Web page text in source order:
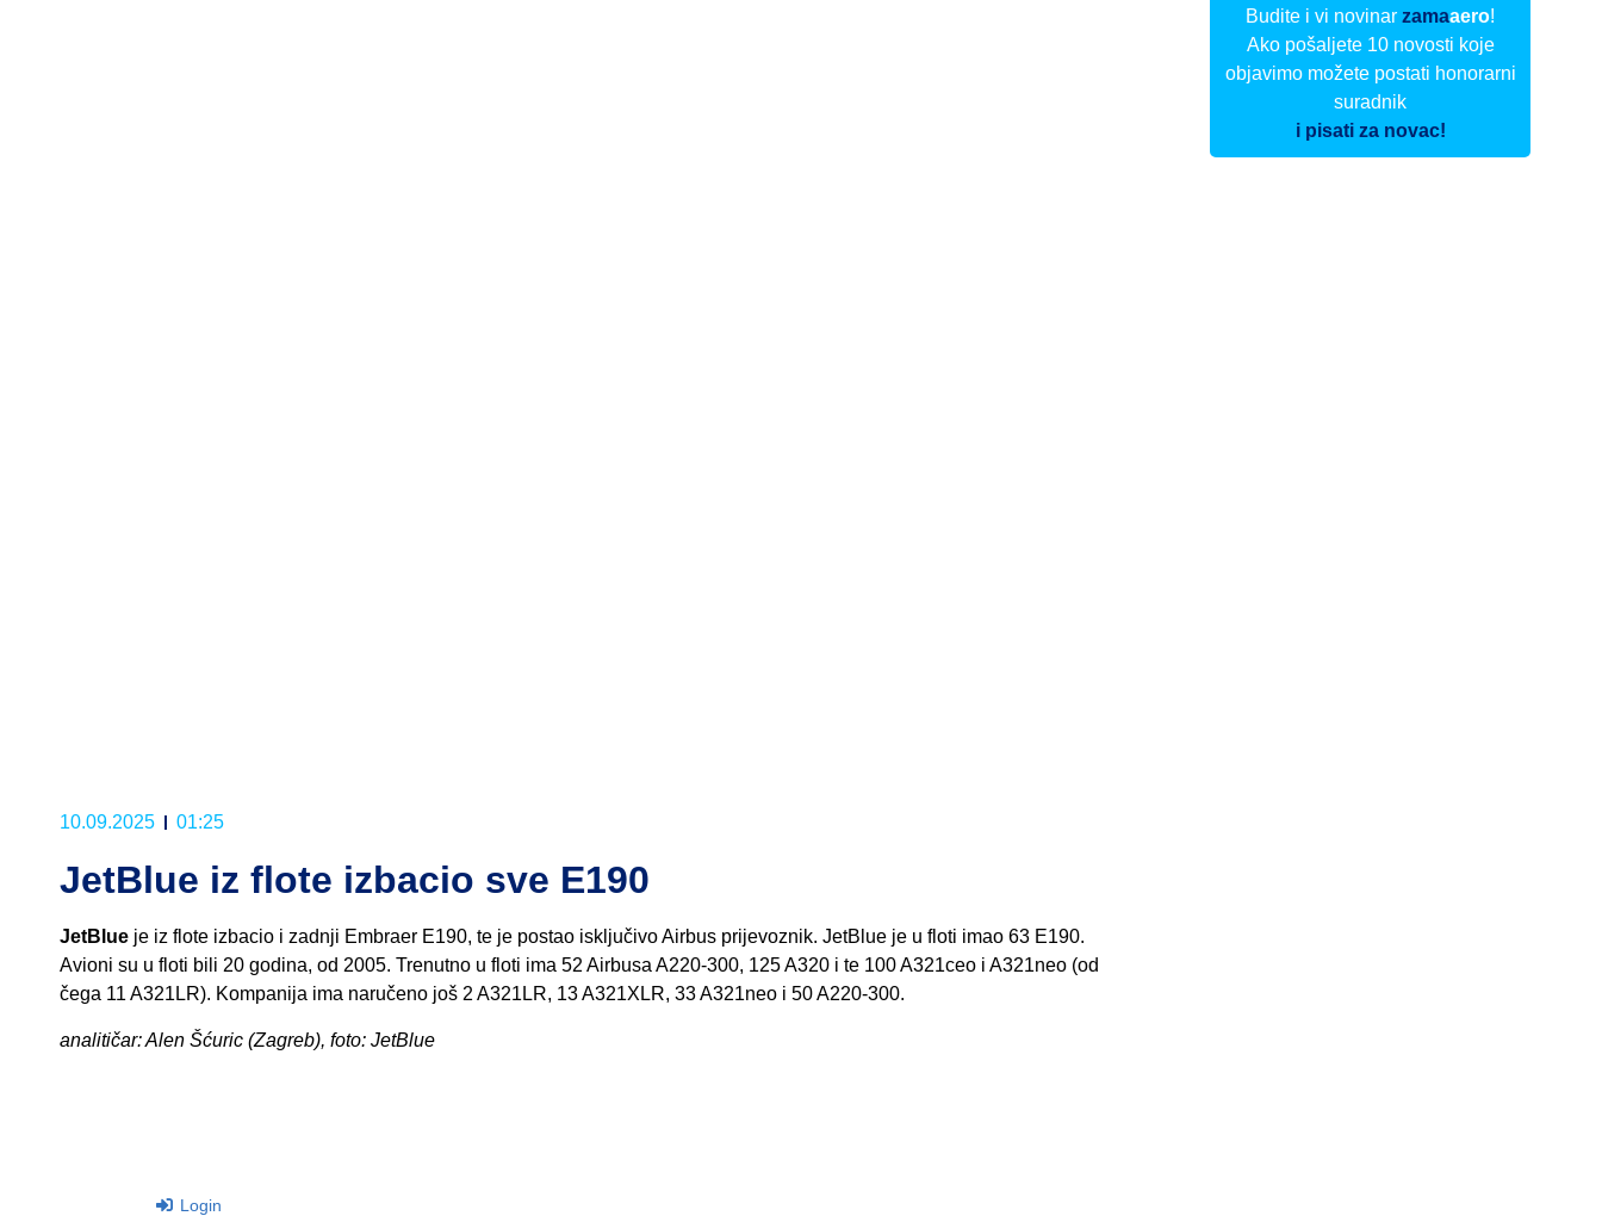
10.09.2025 01:25
JetBlue iz flote izbacio sve E190
JetBlue je iz flote izbacio i zadnji Embraer E190, te je postao isključivo Airbus prijevoznik. JetBlue je u floti imao 63 E190.
Avioni su u floti bili 20 godina, od 2005. Trenutno u floti ima 52 Airbusa A220-300, 125 A320 i te 100 A321ceo i A321neo (od
čega 11 A321LR). Kompanija ima naručeno još 2 A321LR, 13 A321XLR, 33 A321neo i 50 A220-300.
analitičar: Alen Šćuric (Zagreb), foto: JetBlue
Login
Budite i vi novinarzamaaero!
Ako pošaljete 10 novosti koje
objavimo možete postati honorarni
suradnik
i pisati za novac!